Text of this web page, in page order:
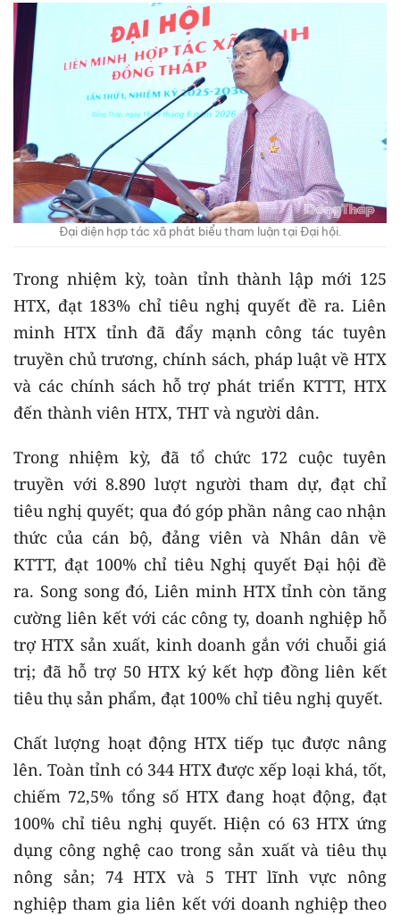
Đại diện hợp tác xã phát biểu tham luận tại Đại hội.
Trong nhiệm kỳ, toàn tỉnh thành lập mới 125
HTX, đạt 183% chỉ tiêu nghị quyết đề ra. Liên
minh HTX tỉnh đã đẩy mạnh công tác tuyên
truyền chủ trương, chính sách, pháp luật về HTX
và các chính sách hỗ trợ phát triển KTTT, HTX
đến thành viên HTX, THT và người dân.
Trong nhiệm kỳ, đã tổ chức 172 cuộc tuyên
truyền với 8.890 lượt người tham dự, đạt chỉ
tiêu nghị quyết; qua đó góp phần nâng cao nhận
thức của cán bộ, đảng viên và Nhân dân về
KTTT, đạt 100% chỉ tiêu Nghị quyết Đại hội đề
ra. Song song đó, Liên minh HTX tỉnh còn tăng
cường liên kết với các công ty, doanh nghiệp hỗ
trợ HTX sản xuất, kinh doanh gắn với chuỗi giá
trị; đã hỗ trợ 50 HTX ký kết hợp đồng liên kết
tiêu thụ sản phẩm, đạt 100% chỉ tiêu nghị quyết.
Chất lượng hoạt động HTX tiếp tục được nâng
lên. Toàn tỉnh có 344 HTX được xếp loại khá, tốt,
chiếm 72,5% tổng số HTX đang hoạt động, đạt
100% chỉ tiêu nghị quyết. Hiện có 63 HTX ứng
dụng công nghệ cao trong sản xuất và tiêu thụ
nông sản; 74 HTX và 5 THT lĩnh vực nông
nghiệp tham gia liên kết với doanh nghiệp theo